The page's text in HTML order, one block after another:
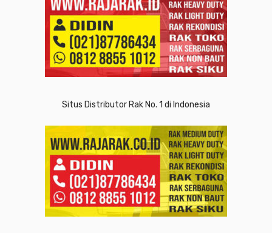
Situs Distributor Rak No. 1 di Indonesia